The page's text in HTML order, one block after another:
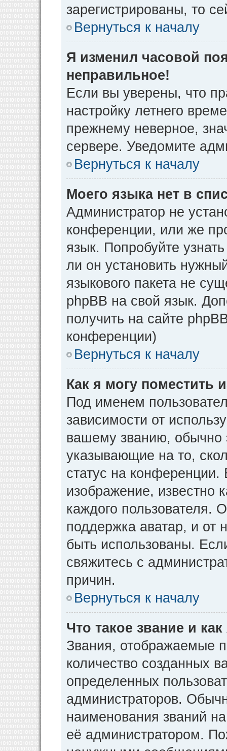
зарегистрированы, то
Вернуться к началу
Я изменил часовой
неправильное!
Если вы уверены, что
настройку летнего
прежнему неверное,
сервере. Уведомите
Вернуться к началу
Моего языка нет в
Администратор не
конференции, или же
язык. Попробуйте
ли он установить
языкового пакета не
phpBB на свой язык.
получить на сайте
конференции)
Вернуться к началу
Как я могу поместить
Под именем
зависимости от
вашему званию, обычно
указывающие на то,
статус на
изображение, известно
каждого пользователя.
поддержка аватар, и от
быть использованы.
свяжитесь с
причин.
Вернуться к началу
Что такое звание и
Звания, отображаемые
количество созданных
определенных
администраторов.
наименования званий
её администратором.